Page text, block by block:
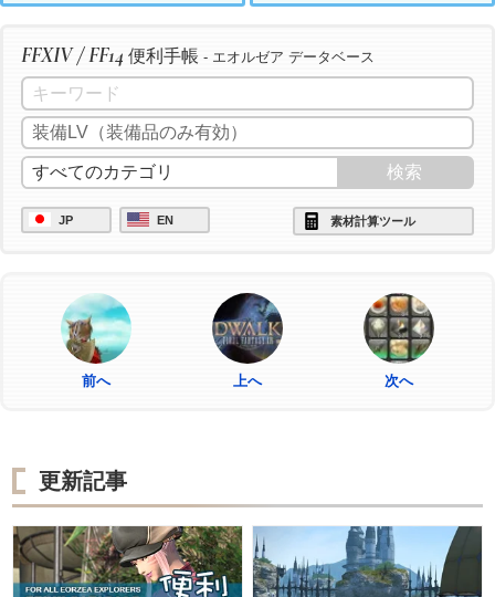
FFXIV / FF14 便利手帳 - エオルゼア データベース
JP EN 素材計算ツール
前へ 上へ 次へ
更新記事